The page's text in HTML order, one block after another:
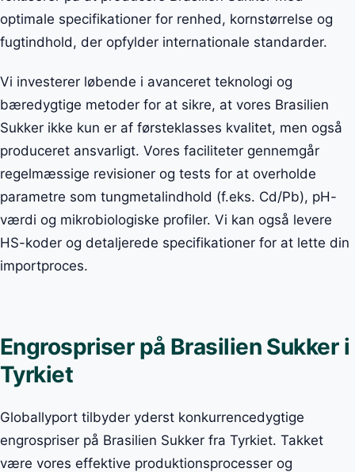
optimale specifikationer for renhed, kornstørrelse og
fugtindhold, der opfylder internationale standarder.
Vi investerer løbende i avanceret teknologi og
bæredygtige metoder for at sikre, at vores Brasilien
Sukker ikke kun er af førsteklasses kvalitet, men også
produceret ansvarligt. Vores faciliteter gennemgår
regelmæssige revisioner og tests for at overholde
parametre som tungmetalindhold (f.eks. Cd/Pb), pH-
værdi og mikrobiologiske profiler. Vi kan også levere
HS-koder og detaljerede specifikationer for at lette din
importproces.
Engrospriser på Brasilien Sukker i
Tyrkiet
Globallyport tilbyder yderst konkurrencedygtige
engrospriser på Brasilien Sukker fra Tyrkiet. Takket
være vores effektive produktionsprocesser og